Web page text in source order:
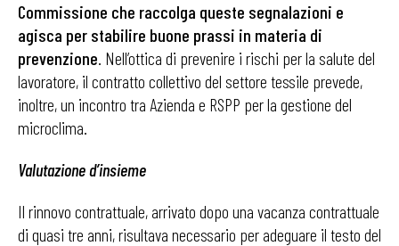
Commissione che raccolga queste segnalazioni e
agisca per stabilire buone prassi in materia di
prevenzione. Nell’ottica di prevenire i rischi per la salute del
lavoratore, il contratto collettivo del settore tessile prevede,
inoltre, un incontro tra Azienda e RSPP per la gestione del
microclima.
Valutazione d’insieme
Il rinnovo contrattuale, arrivato dopo una vacanza contrattuale
di quasi tre anni, risultava necessario per adeguare il testo del